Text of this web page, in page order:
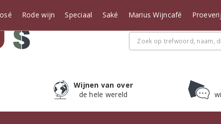
Wijnen van over
de hele wereld
Rode wijn Speciaal Saké Marius Wijncafé